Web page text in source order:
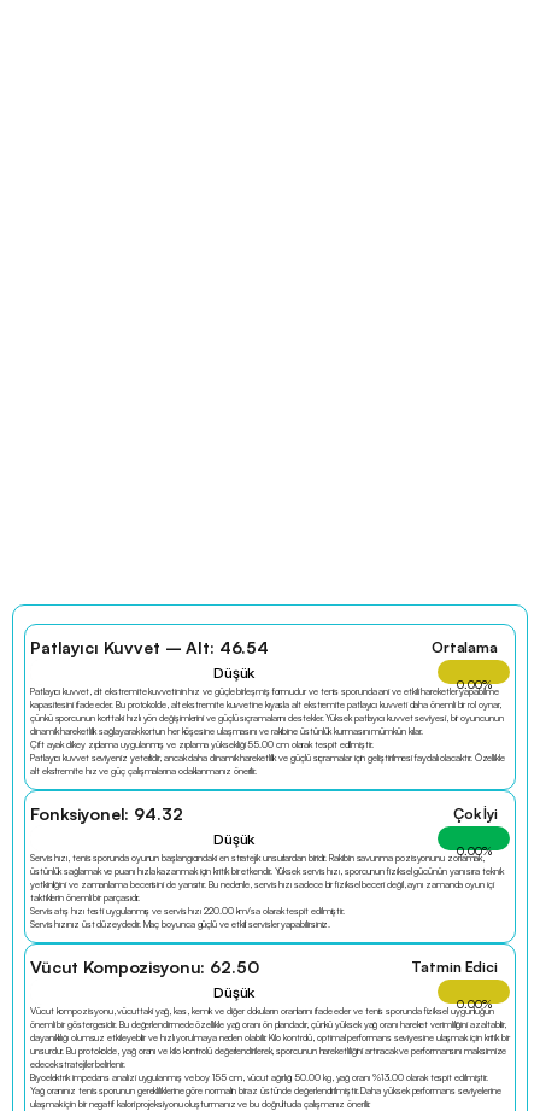
Patlayıcı Kuvvet – Alt: 46.54
Ortalama
Düşük
0.00%
Patlayıcı kuvvet, alt ekstremite kuvvetinin hız ve güçle birleşmiş formudur ve tenis sporunda ani ve etkili hareketler yapabilme
kapasitesini ifade eder. Bu protokolde, alt ekstremite kuvvetine kıyasla alt ekstremite patlayıcı kuvveti daha önemli bir rol oynar,
çünkü sporcunun korttaki hızlı yön değişimlerini ve güçlü sıçramalarını destekler. Yüksek patlayıcı kuvvet seviyesi, bir oyuncunun
dinamik hareketlilik sağlayarak kortun her köşesine ulaşmasını ve rakibine üstünlük kurmasını mümkün kılar.
Çift ayak dikey zıplama uygulanmış ve zıplama yüksekliği 55.00 cm olarak tespit edilmiştir.
Patlayıcı kuvvet seviyeniz yeterlidir, ancak daha dinamik hareketlilik ve güçlü sıçramalar için geliştirilmesi faydalı olacaktır. Özellikle
alt ekstremite hız ve güç çalışmalarına odaklanmanız önerilir.
Fonksiyonel: 94.32
Çok İyi
Düşük
0.00%
Servis hızı, tenis sporunda oyunun başlangıcındaki en stratejik unsurlardan biridir. Rakibin savunma pozisyonunu zorlamak,
üstünlük sağlamak ve puanı hızla kazanmak için kritik bir etkendir. Yüksek servis hızı, sporcunun fiziksel gücünün yanı sıra teknik
yetkinliğini ve zamanlama becerisini de yansıtır. Bu nedenle, servis hızı sadece bir fiziksel beceri değil, aynı zamanda oyun içi
taktiklerin önemli bir parçasıdır.
Servis atış hızı testi uygulanmış ve servis hızı 220.00 km/sa olarak tespit edilmiştir.
Servis hızınız üst düzeydedir. Maç boyunca güçlü ve etkili servisler yapabilirsiniz.
Vücut Kompozisyonu: 62.50
Tatmin Edici
Düşük
0.00%
Vücut kompozisyonu, vücuttaki yağ, kas, kemik ve diğer dokuların oranlarını ifade eder ve tenis sporunda fiziksel uygunluğun
önemli bir göstergesidir. Bu değerlendirmede özellikle yağ oranı ön plandadır, çünkü yüksek yağ oranı hareket verimliliğini azaltabilir,
dayanıklılığı olumsuz etkileyebilir ve hızlı yorulmaya neden olabilir. Kilo kontrolü, optimal performans seviyesine ulaşmak için kritik bir
unsurdur. Bu protokolde, yağ oranı ve kilo kontrolü değerlendirilerek, sporcunun hareketliliğini artıracak ve performansını maksimize
edecek stratejiler belirlenir.
Biyoelektrik impedans analizi uygulanmış ve boy 155 cm, vücut ağırlığı 50.00 kg, yağ oranı %13.00 olarak tespit edilmiştir.
Yağ oranınız tenis sporunun gerekliliklerine göre normalin biraz üstünde değerlendirilmiştir. Daha yüksek performans seviyelerine
ulaşmak için bir negatif kalori projeksiyonu oluşturmanız ve bu doğrultuda çalışmanız önerilir.